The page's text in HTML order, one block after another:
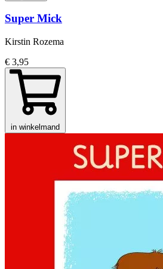
Super Mick
Kirstin Rozema
€ 3,95
in winkelmand